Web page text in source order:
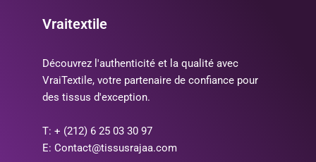
Vraitextile
Découvrez l'authenticité et la qualité avec
VraiTextile, votre partenaire de confiance pour
des tissus d'exception.
T: + (212) 6 25 03 30 97
E: Contact@tissusrajaa.com